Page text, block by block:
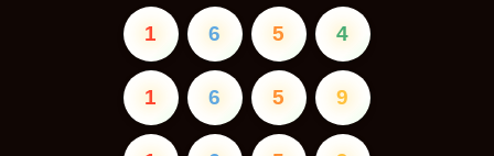
1 6 5 4
1 6 5 9